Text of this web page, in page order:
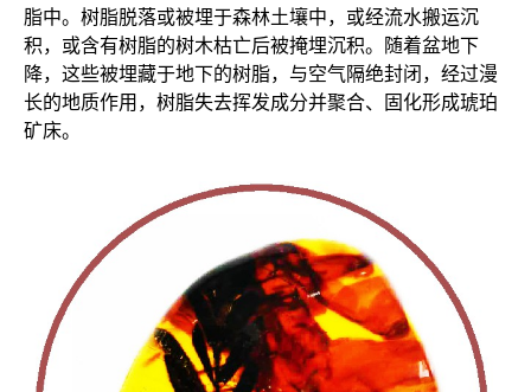
脂中。树脂脱落或被埋于森林土壤中，或经流水搬运沉
积，或含有树脂的树木枯亡后被掩埋沉积。随着盆地下
降，这些被埋藏于地下的树脂，与空气隔绝封闭，经过漫
长的地质作用，树脂失去挥发成分并聚合、固化形成琥珀
矿床。